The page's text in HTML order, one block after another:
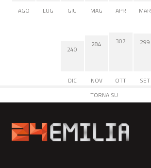
AGO
LUG GIU MAG APR MAR
240
DIC
284
NOV
307
OTT
299
SET
TORNA SU